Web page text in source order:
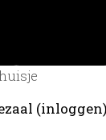
(inloggen)